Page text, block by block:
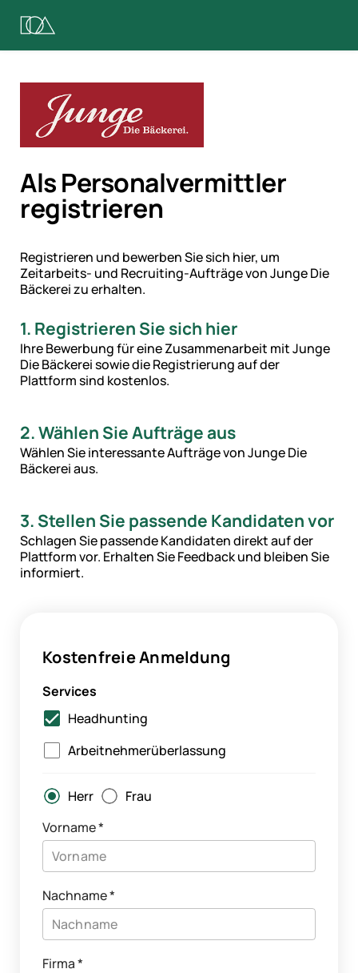
Als Personalvermittler
registrieren
Registrieren und bewerben Sie sich hier, um
Zeitarbeits- und Recruiting-Aufträge vonJunge Die
Bäckereizu erhalten.
1. Registrieren Sie sich hier
Ihre Bewerbung für eine Zusammenarbeit mit Junge
Die Bäckerei sowie die Registrierung auf der
Plattform sind kostenlos.
2. Wählen Sie Aufträge aus
Wählen Sie interessante Aufträge von Junge Die
Bäckerei aus.
3. Stellen Sie passende Kandidaten vor
Schlagen Sie passende Kandidaten direkt auf der
Plattform vor. Erhalten Sie Feedback und bleiben Sie
informiert.
Kostenfreie Anmeldung
Services
Headhunting
Arbeitnehmerüberlassung
Herr
Frau
Vorname*
Nachname*
Firma*